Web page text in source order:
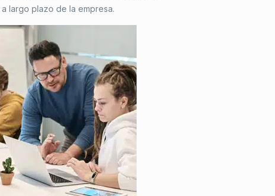
a largo plazo de la empresa.